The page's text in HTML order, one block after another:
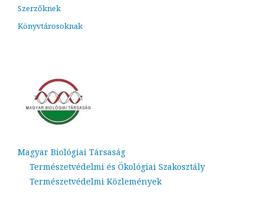
Szerzőknek
Könyvtárosoknak
Magyar Biológiai Társaság
Természetvédelmi és Ökológiai Szakosztály
Természetvédelmi Közlemények